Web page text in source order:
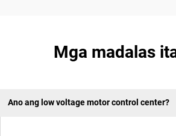
Mga madalas
Ano ang low voltage motor control center?